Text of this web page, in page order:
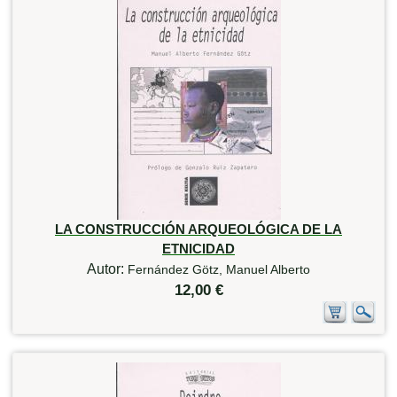
LA CONSTRUCCIÓN ARQUEOLÓGICA DE LA
ETNICIDAD
Autor: Fernández Götz, Manuel Alberto
12,00 €